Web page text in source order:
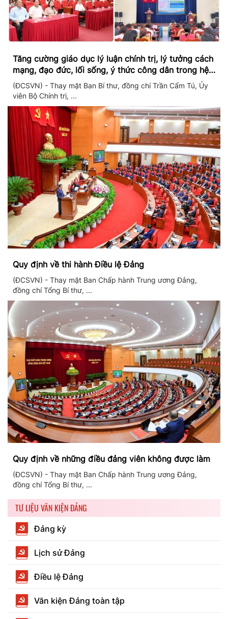
Tăng cường giáo dục lý luận chính trị, lý tưởng cách
mạng, đạo đức, lối sống, ý thức công dân trong hệ
thống giáo dục quốc dân
(ĐCSVN) - Thay mặt Ban Bí thư, đồng chí Trần Cẩm Tú, Ủy
viên Bộ Chính trị, ...
Quy định về thi hành Điều lệ Đảng
(ĐCSVN) - Thay mặt Ban Chấp hành Trung ương Đảng,
đồng chí Tổng Bí thư, ...
Quy định về những điều đảng viên không được làm
(ĐCSVN) - Thay mặt Ban Chấp hành Trung ương Đảng,
đồng chí Tổng Bí thư, ...
TƯ LIỆU VĂN KIỆN ĐẢNG
Đảng kỳ
Lịch sử Đảng
Điều lệ Đảng
Văn kiện Đảng toàn tập